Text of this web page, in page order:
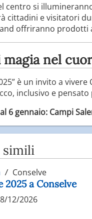
centro si
cittadini e visitatori
offriranno prodotti
nel
è un invito a
inclusivo e
6 gennaio: Campi
Conselve
2025 a Conselve
12/2026